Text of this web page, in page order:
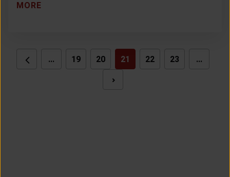
MORE
... 19 20 21 22 23 ...
NEXT